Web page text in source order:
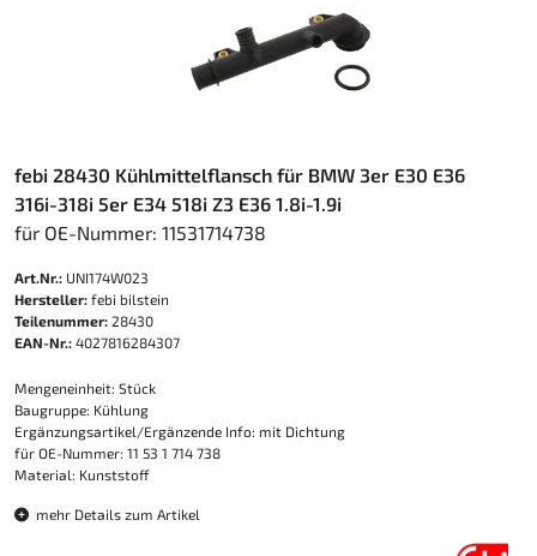
febi 28430 Kühlmittelflansch für BMW 3er E30 E36
316i-318i 5er E34 518i Z3 E36 1.8i-1.9i
für OE-Nummer: 11531714738
Art.Nr.: UNI174W023
Hersteller: febi bilstein
Teilenummer: 28430
EAN-Nr.: 4027816284307
Mengeneinheit: Stück
Baugruppe: Kühlung
Ergänzungsartikel/Ergänzende Info: mit Dichtung
für OE-Nummer: 11 53 1 714 738
Material: Kunststoff
mehr Details zum Artikel